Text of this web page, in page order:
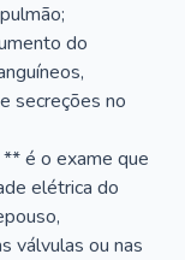
do
secreções no
é o exame que
elétrica do
válvulas ou nas